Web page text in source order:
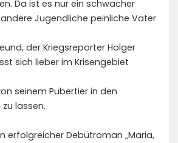
Da ist es nur ein schwacher
Jugendliche peinliche Väter
der Kriegsreporter Holger
sich lieber im Krisengebiet
seinem Pubertier in den
lassen.
erfolgreicher Debütroman „Maria,